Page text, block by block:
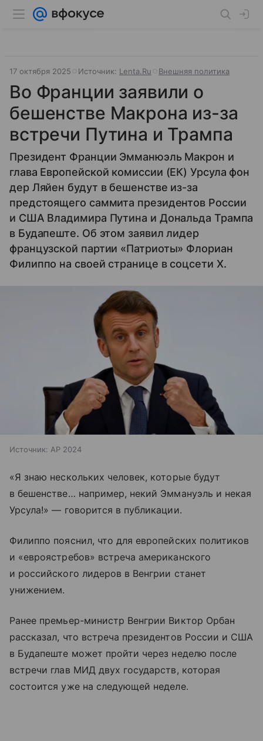
17 октября 2025 Источник: Lenta.Ru Внешняя политика
Во Франции заявили о
бешенстве Макрона из-за
встречи Путина и Трампа
Президент Франции Эмманюэль Макрон и
глава Европейской комиссии (ЕК) Урсула фон
дер Ляйен будут в бешенстве из-за
предстоящего саммита президентов России
и США Владимира Путина и Дональда Трампа
в Будапеште. Об этом заявил лидер
французской партии «Патриоты» Флориан
Филиппо на своей странице в соцсети X.
Источник: AP 2024
«Я знаю нескольких человек, которые будут
в бешенстве… например, некий Эммануэль и некая
Урсула!» — говорится в публикации.
Филиппо пояснил, что для европейских политиков
и «евроястребов» встреча американского
и российского лидеров в Венгрии станет
унижением.
Ранее премьер-министр Венгрии Виктор Орбан
рассказал, что встреча президентов России и США
в Будапеште может пройти через неделю после
встречи глав МИД двух государств, которая
состоится уже на следующей неделе.